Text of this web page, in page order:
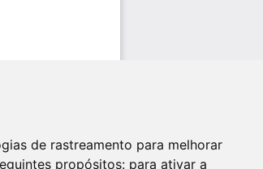
de rastreamento para melhorar
propósitos: para ativar a